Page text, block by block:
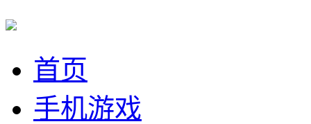
首页
手机游戏